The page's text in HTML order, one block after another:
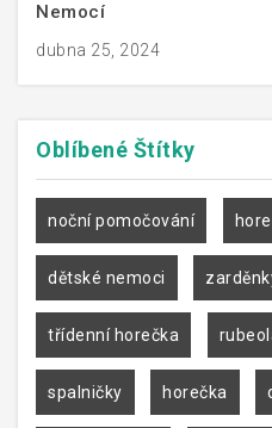
Nemocí
dubna 25, 2024
Oblíbené Štítky
noční pomočování
dětské nemoci
třídenní horečka
spalničky horečka